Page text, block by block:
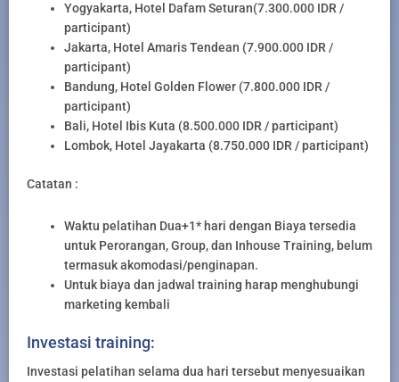
Yogyakarta, Hotel Dafam Seturan(7.300.000 IDR /
participant)
Jakarta, Hotel Amaris Tendean (7.900.000 IDR /
participant)
Bandung, Hotel Golden Flower (7.800.000 IDR /
participant)
Bali, Hotel Ibis Kuta (8.500.000 IDR / participant)
Lombok, Hotel Jayakarta (8.750.000 IDR / participant)
Catatan :
Waktu pelatihan Dua+1* hari dengan Biaya tersedia
untuk Perorangan, Group, dan Inhouse Training, belum
termasuk akomodasi/penginapan.
Untuk biaya dan jadwal training harap menghubungi
marketing kembali
Investasi training:
Investasi pelatihan selama dua hari tersebut menyesuaikan